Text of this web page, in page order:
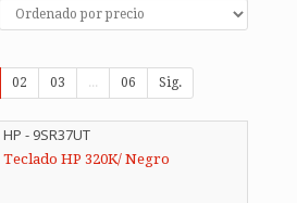
02 03 ... 06 Sig.
HP - 9SR37UT
Teclado HP 320K/ Negro